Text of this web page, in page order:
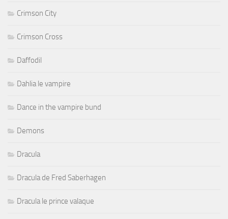
Crimson City
Crimson Cross
Daffodil
Dahlia le vampire
Dance in the vampire bund
Demons
Dracula
Dracula de Fred Saberhagen
Dracula le prince valaque